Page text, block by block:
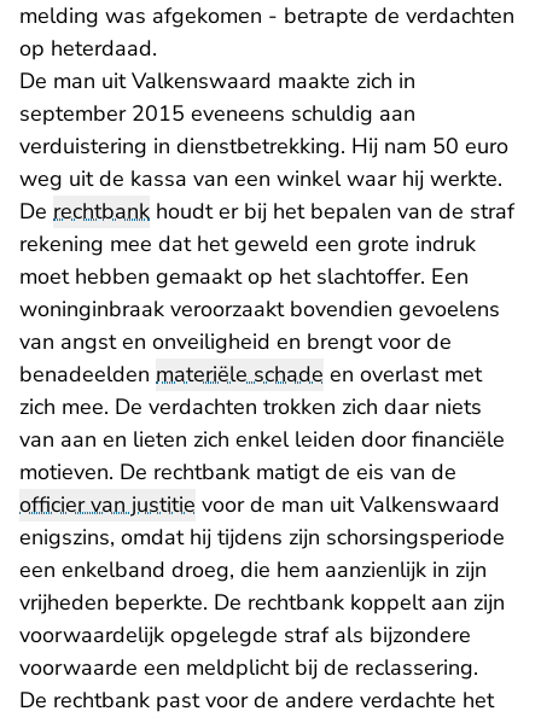
melding was afgekomen - betrapte de verdachten
op heterdaad.
De man uit Valkenswaard maakte zich in
september 2015 eveneens schuldig aan
verduistering in dienstbetrekking. Hij nam 50 euro
weg uit de kassa van een winkel waar hij werkte.
De rechtbank houdt er bij het bepalen van de straf
rekening mee dat het geweld een grote indruk
moet hebben gemaakt op het slachtoffer. Een
woninginbraak veroorzaakt bovendien gevoelens
van angst en onveiligheid en brengt voor de
benadeelden materiële schade en overlast met
zich mee. De verdachten trokken zich daar niets
van aan en lieten zich enkel leiden door financiële
motieven. De rechtbank matigt de eis van de
officier van justitie voor de man uit Valkenswaard
enigszins, omdat hij tijdens zijn schorsingsperiode
een enkelband droeg, die hem aanzienlijk in zijn
vrijheden beperkte. De rechtbank koppelt aan zijn
voorwaardelijk opgelegde straf als bijzondere
voorwaarde een meldplicht bij de reclassering.
De rechtbank past voor de andere verdachte het